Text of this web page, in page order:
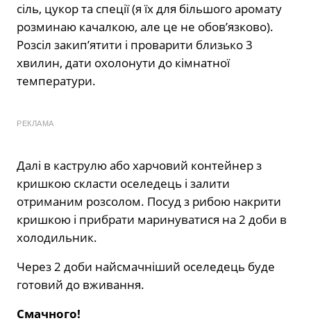
сіль, цукор та спеції (я їх для більшого аромату
розминаю качалкою, але це не обов’язково).
Розсіл закип’ятити і проварити близько 3
хвилин, дати охолонути до кімнатної
температури.
РЕКЛАМА
Далі в каструлю або харчовий контейнер з
кришкою скласти оселедець і залити
отриманим розсолом. Посуд з рибою накрити
кришкою і прибрати маринуватися на 2 доби в
холодильник.
Через 2 доби найсмачніший оселедець буде
готовий до вживання.
Смачного!